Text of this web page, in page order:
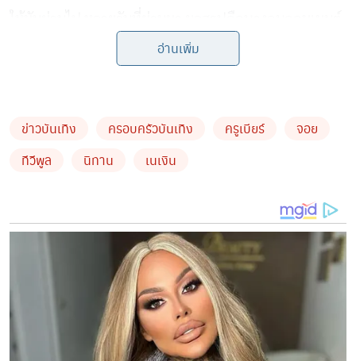
ถึงจอยกันรุนแรงมากทำเหมือนจอยไม่ใช่คนหรืออินอย่างกับ
บ้าง เพราะตอนนี้เริ่มรู้สึกไม่ปลอดภัย จะลงรายละเอียดที่
เกี่ยวข้องกับจอยโดยตรง ในโพสต์นี้โพสต์เดียวจบ
จังหวัดนึงในภาคอิสาน นั่นคือครั้งแรกที่น้องกับ นง. เจอกัน
และหลังจากนั้น 2 วัน น้องได้ขับรถตามมาหา นง. ที่บ้านของ
จอย นั่นเป็นครั้งแรกที่จอยได้เจอกับน้อง ตั้งแต่วันนั้นน้องก็
อยู่บ้านจอยมาตลอด
บ้านจอยไม่เคยอยู่กันลำพัง 2 คน หรือ 3 คนผัวเมียตามที่
กล่าวอ้าง ในบ้านยังมีพี่เจมส์ (เป็นพี่ชายแท้ๆ ของจอย) ก่อน
อ่านเพิ่ม
ข่าวบันเทิง ครอบครัวบันเทิง ครูเบียร์
จอย
ทีวีพูล
นิทาน เนเงิน